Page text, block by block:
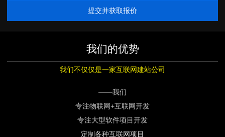
提交并获取报价
我们的优势
我们不仅仅是一家互联网建站公司
——我们
专注物联网+互联网开发
专注大型软件项目开发
定制各种互联网项目